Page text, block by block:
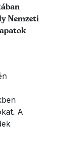
Nemzeti
A